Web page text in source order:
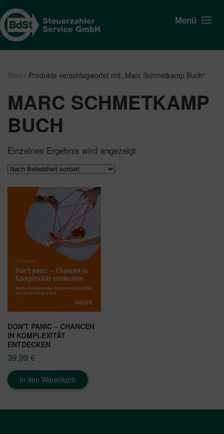
Menü
Start / Produkte verschlagwortet mit „Marc Schmetkamp Buch“
MARC SCHMETKAMP
BUCH
Einzelnes Ergebnis wird angezeigt
DON'T PANIC – CHANCEN
IN KOMPLEXITÄT
ENTDECKEN
39,99 €
In den Warenkorb